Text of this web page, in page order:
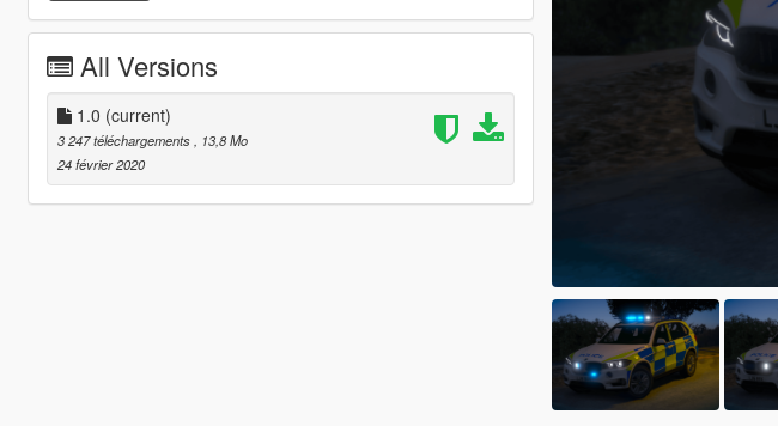
All Versions
1.0 (current)
3 247 téléchargements
, 13,8 Mo
24 février 2020